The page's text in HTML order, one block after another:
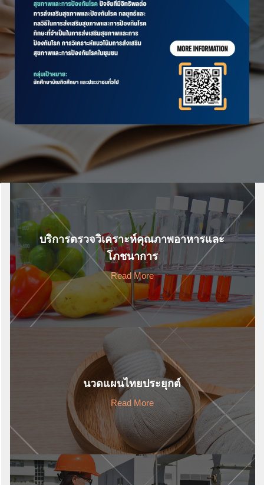
บริการตรวจวิเคราะห์คุณภาพอาหารและ
โภชนาการ
Read More
นวดแผนไทยประยุกต์
Read More